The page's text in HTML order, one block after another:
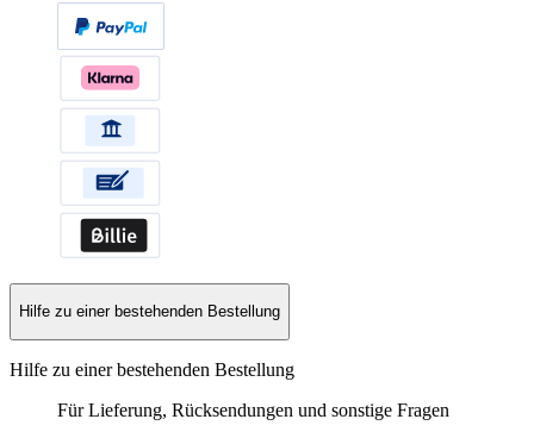
Hilfe zu einer bestehenden Bestellung
Hilfe zu einer bestehenden Bestellung
Für Lieferung, Rücksendungen und sonstige Fragen